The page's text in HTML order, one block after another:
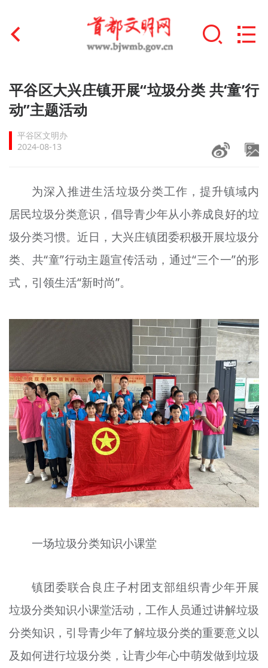
首页
文明创建
文明实践
未成年人思想道德建设
榜样人物
+
身边好人
文明评论
专题
资料库
+
平谷区大兴庄镇开展“垃圾分类 共‘童’行
动”主题活动
平谷区文明办
2024-08-13
为深入推进生活垃圾分类工作，提升镇域内
居民垃圾分类意识，倡导青少年从小养成良好的垃
圾分类习惯。近日，大兴庄镇团委积极开展垃圾分
类、共“童”行动主题宣传活动，通过“三个一”的形
式，引领生活“新时尚”。
一场垃圾分类知识小课堂
镇团委联合良庄子村团支部组织青少年开展
垃圾分类知识小课堂活动，工作人员通过讲解垃圾
分类知识，引导青少年了解垃圾分类的重要意义以
及如何进行垃圾分类，让青少年心中萌发做到垃圾